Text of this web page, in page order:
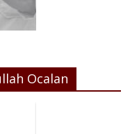
Ocalan